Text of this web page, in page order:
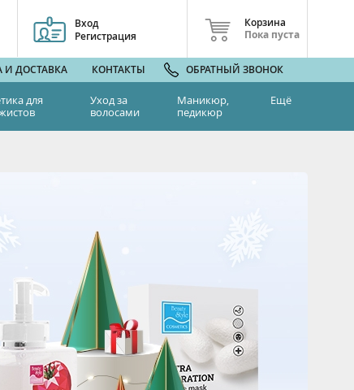
Вход
Регистрация
Корзина
Пока пуста
И ДОСТАВКА КОНТАКТЫ ОБРАТНЫЙ ЗВОНОК
для
Уход за
волосами
Маникюр,
педикюр
Ещё